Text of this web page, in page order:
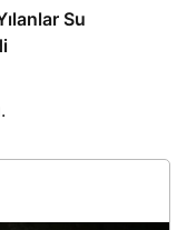
Su